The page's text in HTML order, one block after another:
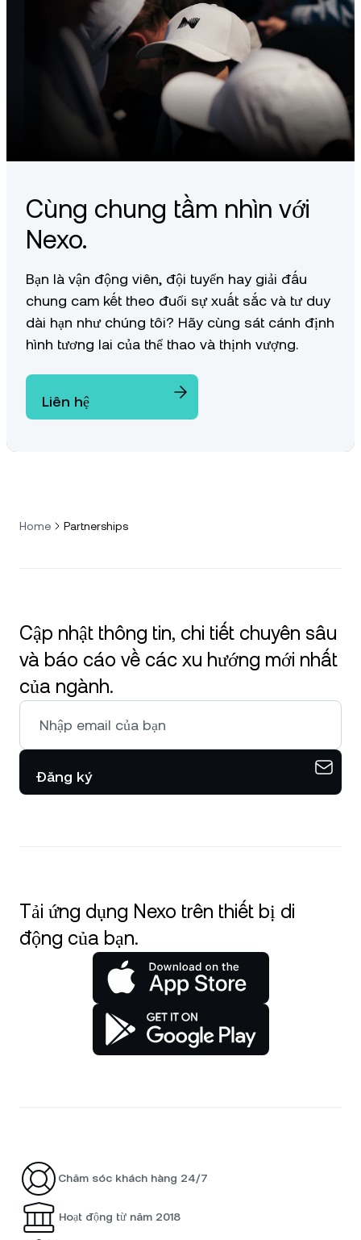
Cùng chung tầm nhìn với
Nexo.
Bạn là vận động viên, đội tuyển hay giải đấu
chung cam kết theo đuổi sự xuất sắc và tư duy
dài hạn như chúng tôi? Hãy cùng sát cánh định
hình tương lai của thể thao và thịnh vượng.
Liên hệ
Home Partnerships
Cập nhật thông tin, chi tiết chuyên sâu
và báo cáo về các xu hướng mới nhất
của ngành.
Đăng ký
Tải ứng dụng Nexo trên thiết bị di
động của bạn.
Chăm sóc khách hàng 24/7
Hoạt động từ năm 2018